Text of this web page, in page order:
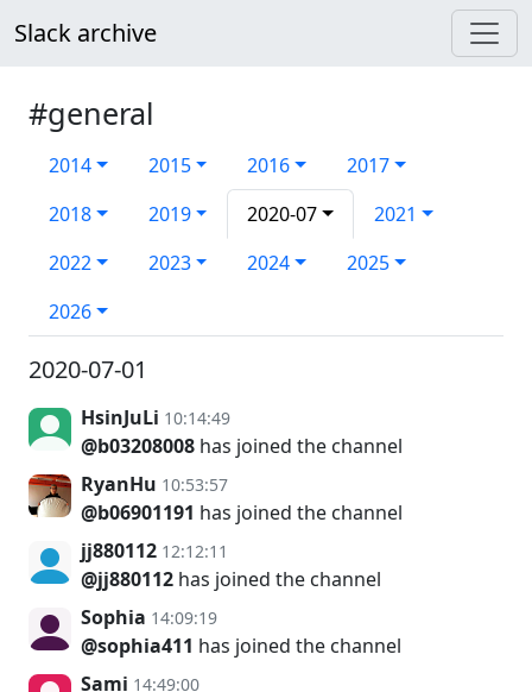
Slack archive
#general
2014 2015 2016
2017
2018
2019 2020-07
2021
2022
2023 2024
2025
2026
2020-07-01
HsinJuLi 10:14:49
@b03208008 has joined the channel
RyanHu 10:53:57
@b06901191 has joined the channel
jj880112 12:12:11
@jj880112 has joined the channel
Sophia 14:09:19
@sophia411 has joined the channel
Sami 14:49:00